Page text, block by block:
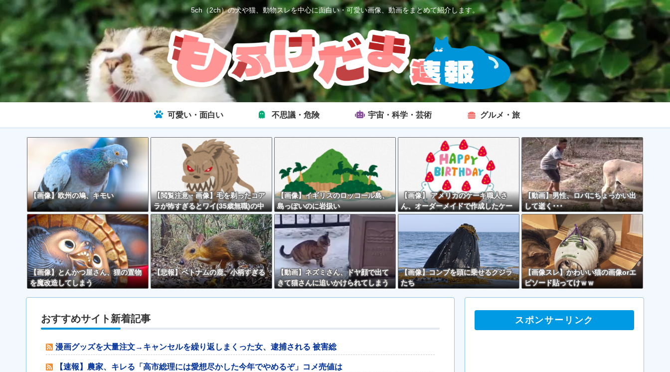
5ch（2ch）の犬や猫、動物スレを中心に面白い・可愛い画像、動画をまとめて紹介します。
可愛い・面白い 不思議・危険 宇宙・科学・芸術 グルメ・旅
【画像】欧州の鳩、キモい
【閲覧注意・画像】毛を剃ったコア
ラが怖すぎるとワイ(35歳無職)の中
で話題に
【画像】イギリスのロッコール島、
島っぽいのに岩扱い
【画像】 アメリカのケーキ職人さ
ん、オーダーメイドで作成したケー
キが精子っぽくて炎上してしまう
【動画】男性、ロバにちょっかい出
して逝く･･･
【画像】とんかつ屋さん、狸の置物
を魔改造してしまう
【悲報】ベトナムの鹿、小柄すぎる
【動画】ネズミさん、ドヤ顔で出て
きて猫さんに追いかけられてしまう
【画像】コンブを頭に乗せるクジラ
たち
【画像スレ】かわいい猫の画像orエ
ピソード貼ってけｗｗ
おすすめサイト新着記事
漫画グッズを大量注文→キャンセルを繰り返しまくった女、逮捕される 被害総
【速報】農家、キレる「高市総理には愛想尽かした今年でやめるぞ」コメ売値は
スポンサーリンク